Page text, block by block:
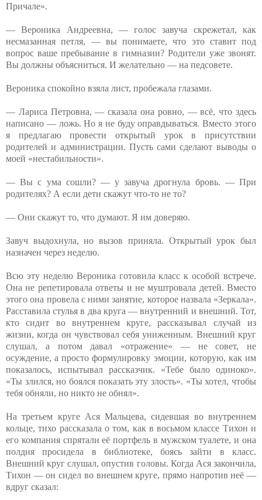
Причале».
— Вероника Андреевна, — голос завуча скрежетал, как
несмазанная петля, — вы понимаете, что это ставит под
вопрос ваше пребывание в гимназии? Родители уже звонят.
Вы должны объясниться. И желательно — на педсовете.
Вероника спокойно взяла лист, пробежала глазами.
— Лариса Петровна, — сказала она ровно, — всё, что здесь
написано — ложь. Но я не буду оправдываться. Вместо этого
я предлагаю провести открытый урок в присутствии
родителей и администрации. Пусть сами сделают выводы о
моей «нестабильности».
— Вы с ума сошли? — у завуча дрогнула бровь. — При
родителях? А если дети скажут что-то не то?
— Они скажут то, что думают. Я им доверяю.
Завуч выдохнула, но вызов приняла. Открытый урок был
назначен через неделю.
Всю эту неделю Вероника готовила класс к особой встрече.
Она не репетировала ответы и не муштровала детей. Вместо
этого она провела с ними занятие, которое назвала «Зеркала».
Расставила стулья в два круга — внутренний и внешний. Тот,
кто сидит во внутреннем круге, рассказывал случай из
жизни, когда он чувствовал себя униженным. Внешний круг
слушал, а потом давал «отражение» — не совет, не
осуждение, а просто формулировку эмоции, которую, как им
показалось, испытывал рассказчик. «Тебе было одиноко».
«Ты злился, но боялся показать эту злость». «Ты хотел, чтобы
тебя обняли, но никто не обнял».
На третьем круге Ася Мальцева, сидевшая во внутреннем
кольце, тихо рассказала о том, как в восьмом классе Тихон и
его компания спрятали её портфель в мужском туалете, и она
полдня просидела в библиотеке, боясь зайти в класс.
Внешний круг слушал, опустив головы. Когда Ася закончила,
Тихон — он сидел во внешнем круге, прямо напротив неё —
вдруг сказал: